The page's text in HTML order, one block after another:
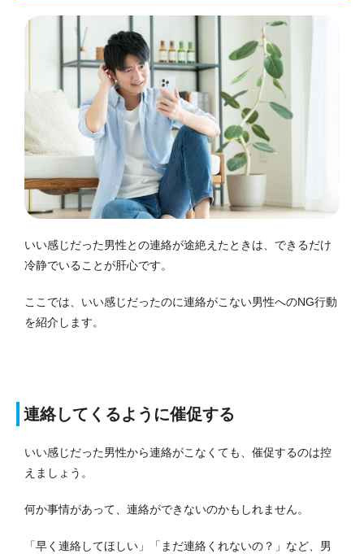
いい感じだった男性との連絡が途絶えたときは、できるだけ
冷静でいることが肝心です。
ここでは、いい感じだったのに連絡がこない男性へのNG行動
を紹介します。
連絡してくるように催促する
いい感じだった男性から連絡がこなくても、催促するのは控
えましょう。
何か事情があって、連絡ができないのかもしれません。
「早く連絡してほしい」「まだ連絡くれないの？」など、男